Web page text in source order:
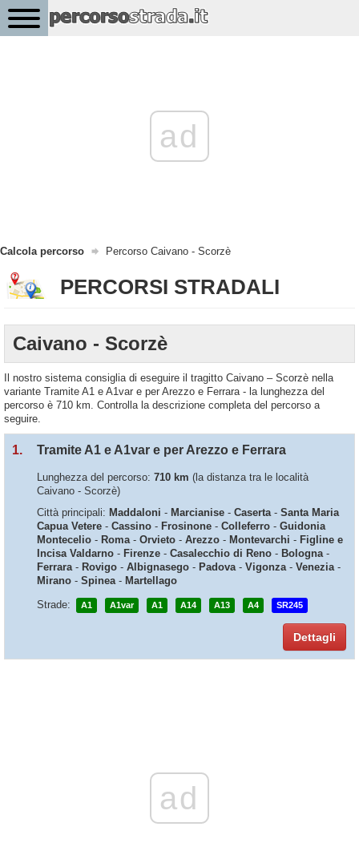
ad
Calcola percorso Percorso Caivano - Scorzè
PERCORSI STRADALI
Caivano - Scorzè
Il nostro sistema consiglia di eseguire il tragitto Caivano – Scorzè nella
variante Tramite A1 e A1var e per Arezzo e Ferrara - la lunghezza del
percorso è 710 km. Controlla la descrizione completa del percorso a
seguire.
1. Tramite A1 e A1var e per Arezzo e Ferrara
Lunghezza del percorso: 710 km (la distanza tra le località
Caivano - Scorzè)
Città principali: Maddaloni - Marcianise - Caserta- Santa Maria
Capua Vetere - Cassino - Frosinone - Colleferro - Guidonia
Montecelio - Roma- Orvieto - Arezzo - Montevarchi - Figline e
Incisa Valdarno - Firenze - Casalecchio di Reno - Bologna-
Ferrara- Rovigo - Albignasego - Padova- Vigonza- Venezia-
Mirano - Spinea- Martellago
Strade:
A1 A1var A1 A14 A13 A4 SR245
Dettagli
ad